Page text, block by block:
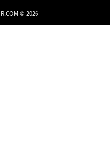
© 2026